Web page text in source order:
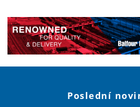
Poslední